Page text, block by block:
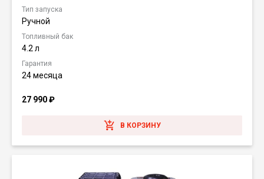
Тип запуска
Ручной
Топливный бак
4.2 л
Гарантия
24 месяца
27 990₽
В КОРЗИНУ